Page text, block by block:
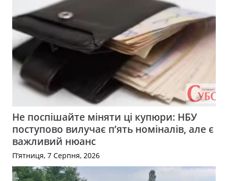
Не поспішайте міняти ці купюри: НБУ
поступово вилучає п’ять номіналів, але є
важливий нюанс
П’ятниця, 7 Серпня, 2026